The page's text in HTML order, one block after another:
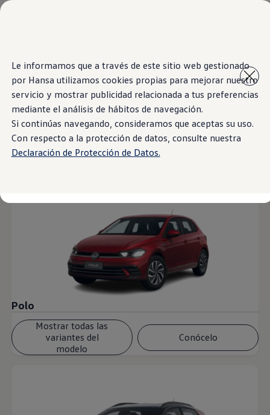
Le informamos que a través de este sitio web gestionado
por Hansa utilizamos cookies propias para mejorar nuestro
servicio y mostrar publicidad relacionada a tus preferencias
mediante el análisis de hábitos de navegación.
Si continúas navegando, consideramos que aceptas su uso.
Con respecto a la protección de datos, consulte nuestra
Declaración de Protección de Datos.
contenido
principal
a pie
de
página
Test Drive
Contáctenos
Marca y Experiencia
Volkswagen Bolivia
Espacio Exclusivo para Prensa
Latin NCAP
Tengo un Volkswagen
Manuales Volkswagen
Takata airbag recall campaign
6Models
Hatchback Filtros
Polo
Mostrar todas las
variantes del
modelo
Conócelo